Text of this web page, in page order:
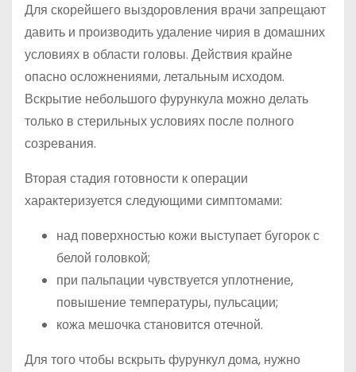
Для скорейшего выздоровления врачи запрещают
давить и производить удаление чирия в домашних
условиях в области головы. Действия крайне
опасно осложнениями, летальным исходом.
Вскрытие небольшого фурункула можно делать
только в стерильных условиях после полного
созревания.
Вторая стадия готовности к операции
характеризуется следующими симптомами:
над поверхностью кожи выступает бугорок с
белой головкой;
при пальпации чувствуется уплотнение,
повышение температуры, пульсации;
кожа мешочка становится отечной.
Для того чтобы вскрыть фурункул дома, нужно